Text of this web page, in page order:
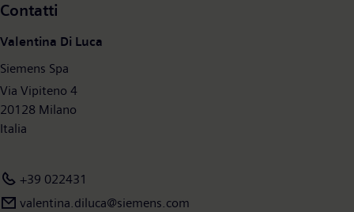
Contatti
Valentina Di Luca
Siemens Spa
Via Vipiteno 4
20128 Milano
Italia
+39 022431
valentina.diluca@siemens.com